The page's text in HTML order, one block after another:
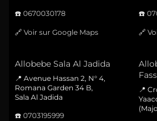
☎️ 0670030178
🔗 Voir sur Google Maps
☎️
🔗
Allobebe Sala Al Jadida
📍 Avenue Hassan 2, N° 4,
Romana Garden 34 B,
Sala Al Jadida
☎️ 0703195999
📍